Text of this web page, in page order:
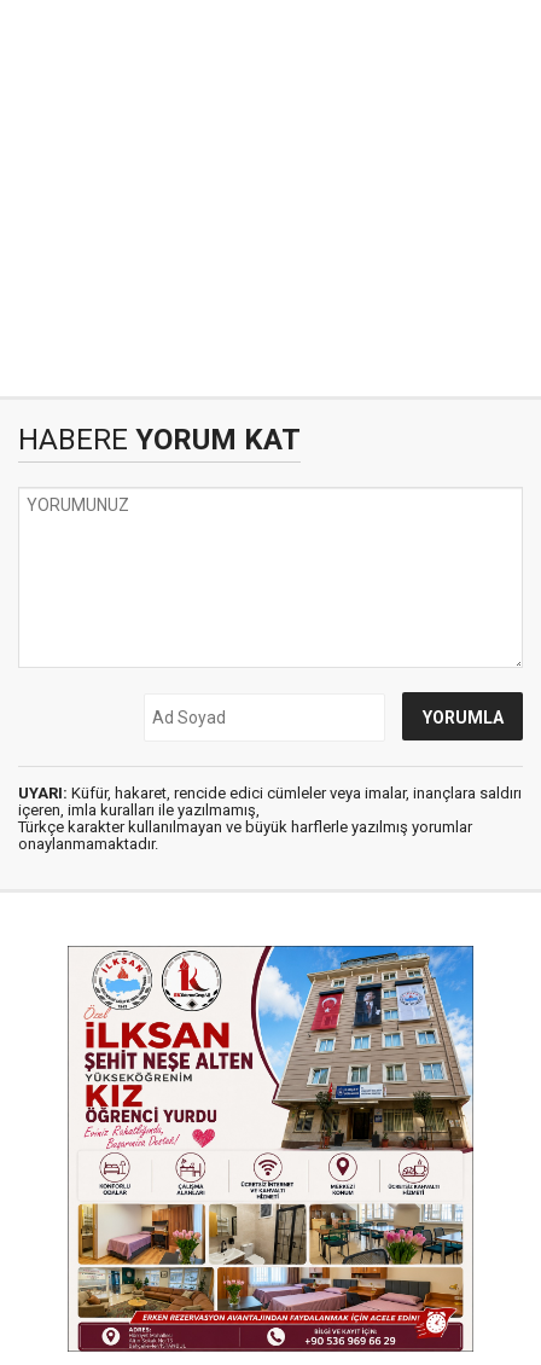
HABERE YORUM KAT
UYARI: Küfür, hakaret, rencide edici cümleler veya imalar, inançlara saldırı
içeren, imla kuralları ile yazılmamış,
Türkçe karakter kullanılmayan ve büyük harflerle yazılmış yorumlar
onaylanmamaktadır.